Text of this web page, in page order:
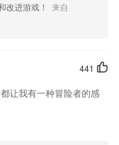
改进游戏！
来自
441
让我有一种冒险者的感